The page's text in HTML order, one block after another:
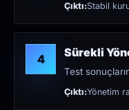
Çıktı:Stabil
4 Sürekli
Test
Çıktı:Yönetim